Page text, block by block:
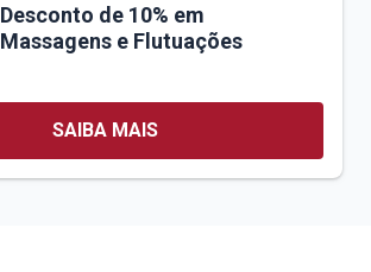
Desconto de 10% em
Massagens e Flutuações
SAIBA MAIS